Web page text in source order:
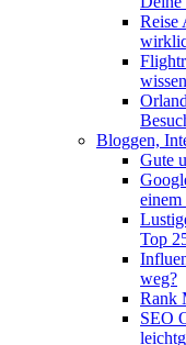
Reise
wissen
Bloggen,
Gute
einem
Top
weg?
Rank
SEO